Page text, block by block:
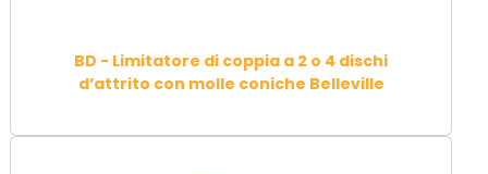
BD - Limitatore di coppia a 2 o 4 dischi
d’attrito con molle coniche Belleville